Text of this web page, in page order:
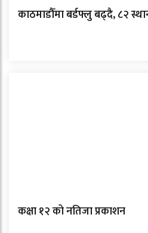
काठमाडौँमा बर्डफ्लु बढ्दै, ८२
कक्षा १२ को नतिजा प्रकाशन